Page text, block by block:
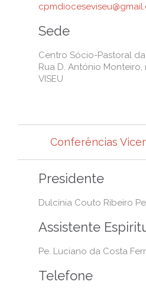
Sede
Centro Sócio-Pastoral da
Rua D. António Monteiro,
VISEU
Conferências
Presidente
Dulcínia Couto Ribeiro
Assistente
Pe. Luciano da Costa
Telefone